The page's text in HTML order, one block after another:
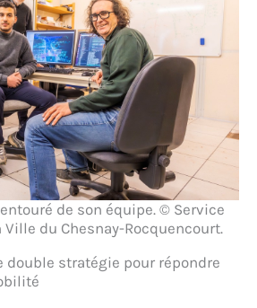
entouré de son équipe. © Service
du Chesnay-Rocquencourt.
double stratégie pour répondre